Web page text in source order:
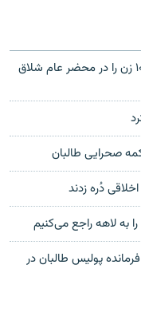
طالبان در یک هفته گذشته ۴۰ تن به شمول ۱۰ زن را در محضر عام شلاق
صحرایی طالبان
دُره زدند
به لاهه راجع می‌کنیم
فرمانده پولیس طالبان در